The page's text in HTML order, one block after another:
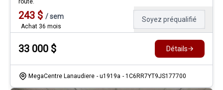
route.
243 $ /sem
Achat 36 mois
Soyez préqualifié
33 000 $ Détails
MegaCentre Lanaudiere - u1919a - 1C6RR7YT9JS177700